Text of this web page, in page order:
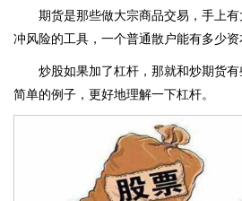
期货是那些做大宗商品交易，手上
冲风险的工具，一个普通散户能有多少资
炒股如果加了杠杆，那就和炒期货
简单的例子，更好地理解一下杠杆。